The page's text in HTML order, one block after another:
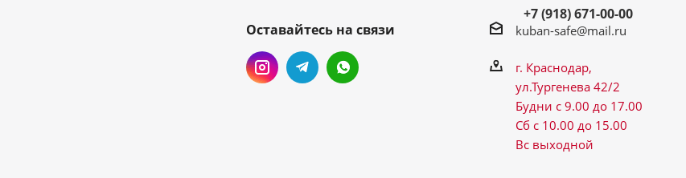
Оставайтесь на связи
+7 (918) 671-00-00
kuban-safe@mail.ru
г. Краснодар,
ул.Тургенева 42/2
Будни с 9.00 до 17.00
Сб с 10.00 до 15.00
Вс выходной